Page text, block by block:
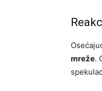
mreže.